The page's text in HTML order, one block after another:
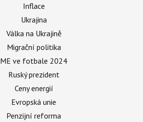
Inflace
Ukrajina
Válka na Ukrajině
Migrační politika
ME ve fotbale 2024
Ruský prezident
Ceny energií
Evropská unie
Penzijní reforma